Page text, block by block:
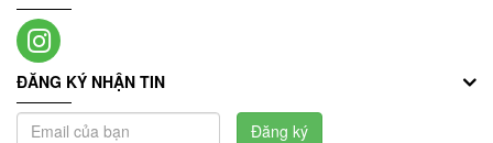
ĐĂNG KÝ NHẬN TIN
Đăng ký